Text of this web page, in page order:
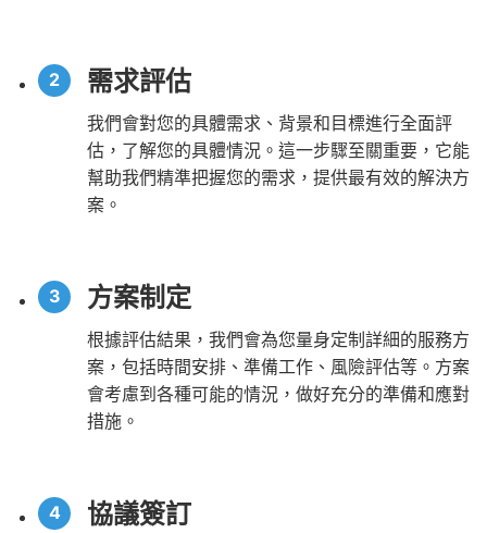
需求評估
我們會對您的具體需求、背景和目標進行全面評
估，了解您的具體情況。這一步驟至關重要，它能
幫助我們精準把握您的需求，提供最有效的解決方
案。
方案制定
根據評估結果，我們會為您量身定制詳細的服務方
案，包括時間安排、準備工作、風險評估等。方案
會考慮到各種可能的情況，做好充分的準備和應對
措施。
協議簽訂